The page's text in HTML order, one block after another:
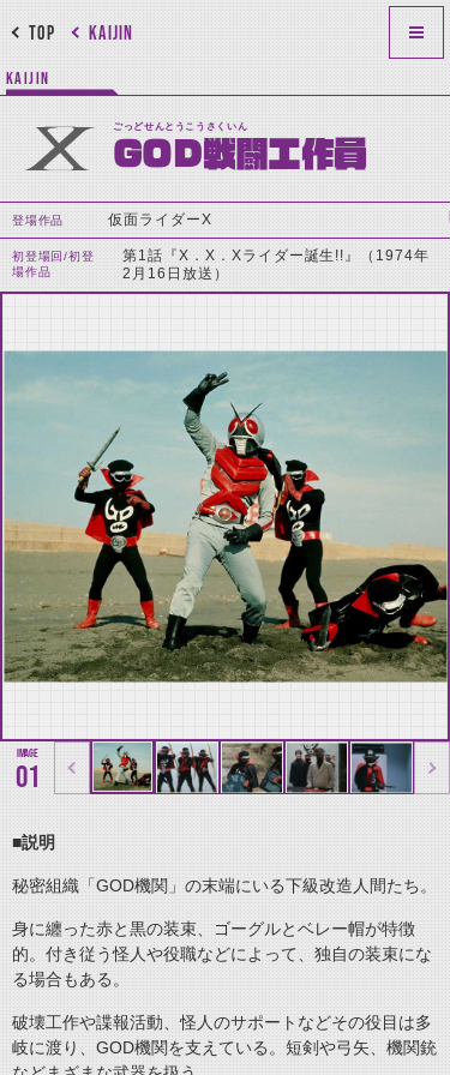
KAIJIN
TOP
KAIJIN
ごっどせんとうこうさくいん
GOD戦闘工作員
登場作品 仮面ライダーX
初登場回/初登
場作品
第1話『X．X．Xライダー誕生!!』（1974年
2月16日放送）
01
■説明
秘密組織「GOD機関」の末端にいる下級改造人間たち。
身に纏った赤と黒の装束、ゴーグルとベレー帽が特徴
的。付き従う怪人や役職などによって、独自の装束にな
る場合もある。
破壊工作や諜報活動、怪人のサポートなどその役目は多
岐に渡り、GOD機関を支えている。短剣や弓矢、機関銃